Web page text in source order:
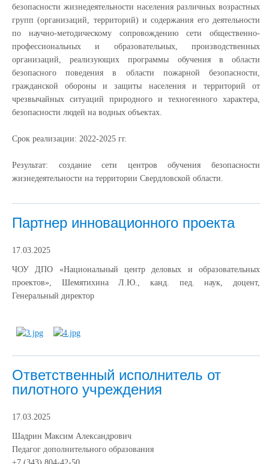
безопасности жизнедеятельности населения различных возрастных
групп (организаций, территорий) и содержания его деятельности
по научно-методическому сопровождению сети общественно-
профессиональных и образовательных, производственных
организаций, реализующих программы обучения в области
безопасного поведения в области пожарной безопасности,
гражданской обороны и защиты населения и территорий от
чрезвычайных ситуаций природного и техногенного характера,
безопасности людей на водных объектах.
Срок реализации: 2022-2025 гг.
Результат: создание сети центров обучения безопасности
жизнедеятельности на территории Свердловской области.
Партнер инновационного проекта
17.03.2025
ЧОУ ДПО «Национальный центр деловых и образовательных
проектов», Шемятихина Л.Ю., канд. пед. наук, доцент,
Генеральный директор
Ответственный исполнитель от
пилотного учреждения
17.03.2025
Шадрин Максим Александрович
Педагог дополнительного образования